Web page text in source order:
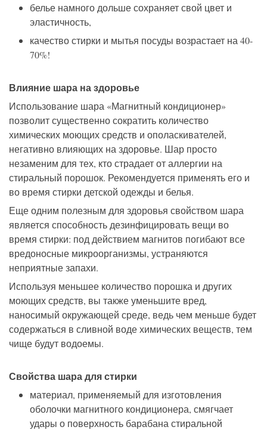
белье намного дольше сохраняет свой цвет и
эластичность,
качество стирки и мытья посуды возрастает на 40-
70%!
Влияние шара на здоровье
Использование шара «Магнитный кондиционер»
позволит существенно сократить количество
химических моющих средств и ополаскивателей,
негативно влияющих на здоровье. Шар просто
незаменим для тех, кто страдает от аллергии на
стиральный порошок. Рекомендуется применять его и
во время стирки детской одежды и белья.
Еще одним полезным для здоровья свойством шара
является способность дезинфицировать вещи во
время стирки: под действием магнитов погибают все
вредоносные микроорганизмы, устраняются
неприятные запахи.
Используя меньшее количество порошка и других
моющих средств, вы такжеуменьшите вред,
наносимый окружающей среде, ведь чем меньше будет
содержаться в сливной воде химических веществ, тем
чище будут водоемы.
Свойства шара для стирки
материал, применяемый для изготовления
оболочки магнитного кондиционера, смягчает
удары о поверхность барабана стиральной